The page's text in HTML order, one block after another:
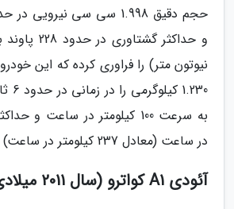
نیوتون متر) را فراوری کرده که این
در ساعت (معادل 237 کیلومتر در ساعت) می رساند.
آئودی A1 کواترو (سال 2011 میلادی)